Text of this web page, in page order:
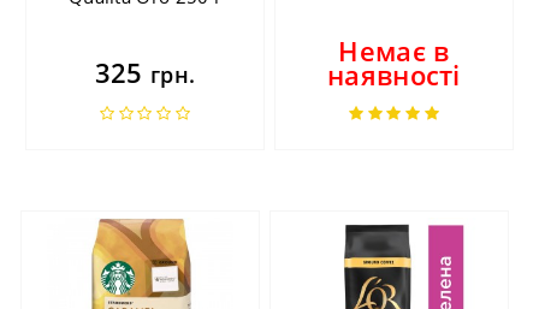
325 грн.
Немає в
наявності